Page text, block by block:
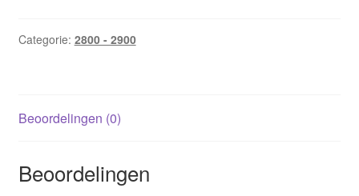
Categorie: 2800 - 2900
Beoordelingen (0)
Beoordelingen